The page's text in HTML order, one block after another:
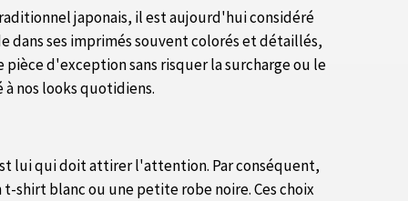
japonais, il est aujourd'hui considéré
dans ses imprimés souvent colorés et détaillés,
d'exception sans risquer la surcharge ou le
nos looks quotidiens.
lui qui doit attirer l'attention. Par conséquent,
blanc ou une petite robe noire. Ces choix